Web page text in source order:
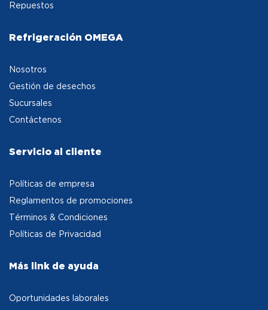
Repuestos
Refrigeración OMEGA
Nosotros
Gestión de desechos
Sucursales
Contáctenos
Servicio al cliente
Políticas de empresa
Reglamentos de promociones
Términos & Condiciones
Políticas de Privacidad
Más link de ayuda
Oportunidades laborales